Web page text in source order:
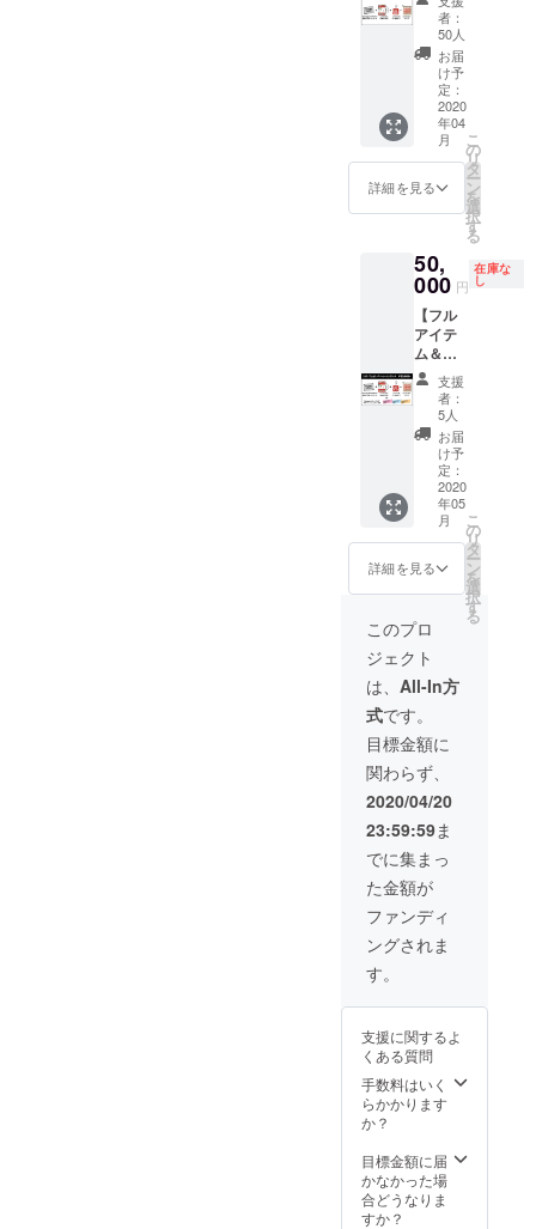
込み ＊
DVDは
ライブ
会場で
2500円
で販売
予定に
なりま
DVD」
・Love
sofa
キーホ
ルダー
＊送料
込み ＊
DVDは
会場で
2500円
なりま
す。 ＊
キーホ
ルダー
はライ
ブ会場
で800円
で販売
予定に
なりま
す。
メッ
セージ
カード
Sunday
カミデ
直筆サ
イン入
り
「Love
anniver
20th
DVD」
＊送料
込み ＊
DVDは
ライブ
会場で
2500円
で販売
予定に
なりま
す。
ポーチ
コー
ス】
Sunday
カミデ
の直筆
サイン
を入れ
た
「Love
sofa
20th
sary
DVD」
とキー
ホル
ダー＆
ポーチ
をお届
けする
コース
になり
ます。
＜リ
ターン
アイテ
ム＞ ・
お礼の
メッ
・
Sunday
カミデ
直筆サ
イン入
り
Love
sofa
20th
anniver
sary
DVD ・
Love
sofa
キーホ
ルダー
・Love
sofa
込み ＊
DVDは
ライブ
会場で
2500円
で販売
す。 ＊
キーホ
ルダー
者：
50人
お届
け予
定：
2020
年04
月
詳細を見る
こ
の
リ
タ
ー
ン
を
選
択
す
る
50,
000 円
在庫な
し
【フル
アイテ
ム＆サ
ンデー
トレー
ニング
プライ
ベート
レッス
ンコー
ス】 前
回天才
バンド
として
行った
クラウ
ドファ
ンディ
ングで
も大好
評だっ
た サン
デート
レーニ
ングが
帰って
きまし
た！
「DVD
＋キー
ホル
ダー＆
ポーチ
コー
ム全て
けの上
で、
Sunday
カミデ
が実施
ンデー
トレー
ニング
の個別
支援
者：
5人
お届
け予
定：
2020
年05
月
詳細を見る
こ
の
リ
タ
ー
ン
を
選
択
す
る
このプロ
ジェクト
は、 All-In方
式です。
目標金額に
関わらず、
2020/04/20
23:59:59ま
でに集まっ
た金額が
ファンディ
ングされま
す。
支援に関するよ
くある質問
手数料はいく
らかかります
か？
目標金額に届
かなかった場
合どうなりま
すか？